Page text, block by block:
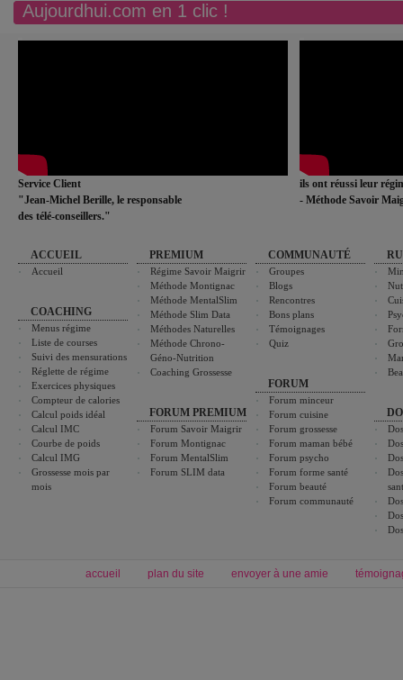
Aujourdhui.com en 1 clic !
Service Client
"Jean-Michel Berille, le responsable
des télé-conseillers."
ils ont réussi leur
- Méthode Savoir
ACCUEIL
Accueil
COACHING
Menus régime
Liste de courses
Suivi des mensurations
Réglette de régime
Exercices physiques
Compteur de calories
Calcul poids idéal
Calcul IMC
Courbe de poids
Calcul IMG
Grossesse mois par
mois
PREMIUM
Régime Savoir Maigrir
Méthode Montignac
Méthode MentalSlim
Méthode Slim Data
Méthodes Naturelles
Méthode Chrono-
Géno-Nutrition
Coaching Grossesse
FORUM PREMIUM
Forum Savoir Maigrir
Forum Montignac
Forum MentalSlim
Forum SLIM data
COMMUNAUTÉ
Groupes
Blogs
Rencontres
Bons plans
Témoignages
Quiz
FORUM
Forum minceur
Forum cuisine
Forum grossesse
Forum maman bébé
Forum psycho
Forum forme santé
Forum beauté
Forum communauté
accueil plan du site envoyer à une amie